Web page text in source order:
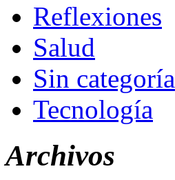
Reflexiones
Salud
Sin categoría
Tecnología
Archivos